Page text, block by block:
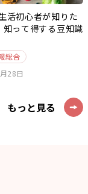
活初心者が知りた
知って得する豆知識
総合
28日
もっと見る